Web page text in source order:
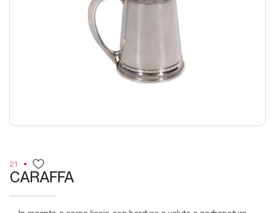
21
CARAFFA